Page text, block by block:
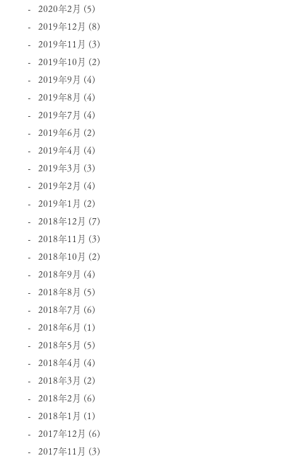
2020年2月 (5)
2019年12月 (8)
2019年11月 (3)
2019年10月 (2)
2019年9月 (4)
2019年8月 (4)
2019年7月 (4)
2019年6月 (2)
2019年4月 (4)
2019年3月 (3)
2019年2月 (4)
2019年1月 (2)
2018年12月 (7)
2018年11月 (3)
2018年10月 (2)
2018年9月 (4)
2018年8月 (5)
2018年7月 (6)
2018年6月 (1)
2018年5月 (5)
2018年4月 (4)
2018年3月 (2)
2018年2月 (6)
2018年1月 (1)
2017年12月 (6)
2017年11月 (3)